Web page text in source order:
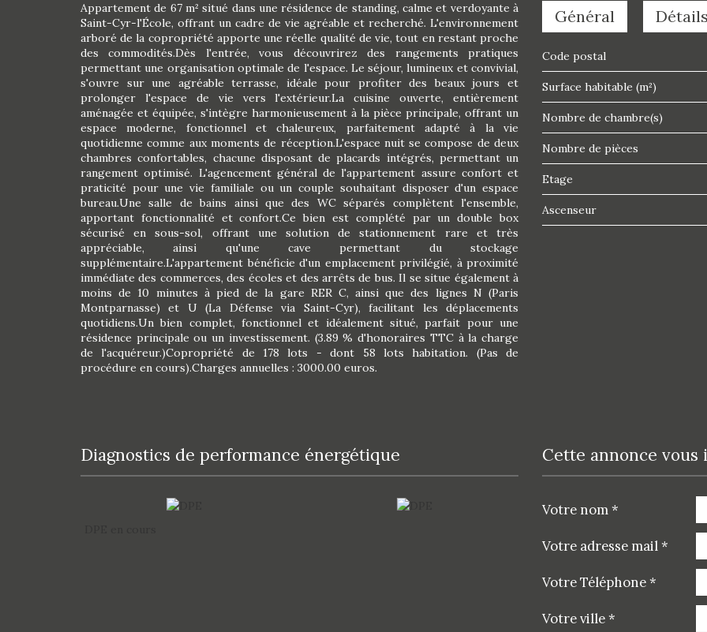
Appartement de 67 m² situé dans une résidence de standing, calme et verdoyante à
Saint-Cyr-l'École, offrant un cadre de vie agréable et recherché. L'environnement
arboré de la copropriété apporte une réelle qualité de vie, tout en restant proche
des commodités.Dès l'entrée, vous découvrirez des rangements pratiques
permettant une organisation optimale de l'espace. Le séjour, lumineux et convivial,
s'ouvre sur une agréable terrasse, idéale pour profiter des beaux jours et
prolonger l'espace de vie vers l'extérieur.La cuisine ouverte, entièrement
aménagée et équipée, s'intègre harmonieusement à la pièce principale, offrant un
espace moderne, fonctionnel et chaleureux, parfaitement adapté à la vie
quotidienne comme aux moments de réception.L'espace nuit se compose de deux
chambres confortables, chacune disposant de placards intégrés, permettant un
rangement optimisé. L'agencement général de l'appartement assure confort et
praticité pour une vie familiale ou un couple souhaitant disposer d'un espace
bureau.Une salle de bains ainsi que des WC séparés complètent l'ensemble,
apportant fonctionnalité et confort.Ce bien est complété par un double box
sécurisé en sous-sol, offrant une solution de stationnement rare et très
appréciable, ainsi qu'une cave permettant du stockage
supplémentaire.L'appartement bénéficie d'un emplacement privilégié, à proximité
immédiate des commerces, des écoles et des arrêts de bus. Il se situe également à
moins de 10 minutes à pied de la gare RER C, ainsi que des lignes N (Paris
Montparnasse) et U (La Défense via Saint-Cyr), facilitant les déplacements
quotidiens.Un bien complet, fonctionnel et idéalement situé, parfait pour une
résidence principale ou un investissement. (3.89 % d'honoraires TTC à la charge
de l'acquéreur.)Copropriété de 178 lots - dont 58 lots habitation. (Pas de
procédure en cours).Charges annuelles : 3000.00 euros.
Général
Code postal
Surface habitable (m²)
Nombre de chambre(s)
Nombre de pièces
Etage
Ascenseur
diagnostics de performance énergétique cette annonce vous
Votre nom *
Votre adresse mail *
Votre Téléphone *
Votre ville *